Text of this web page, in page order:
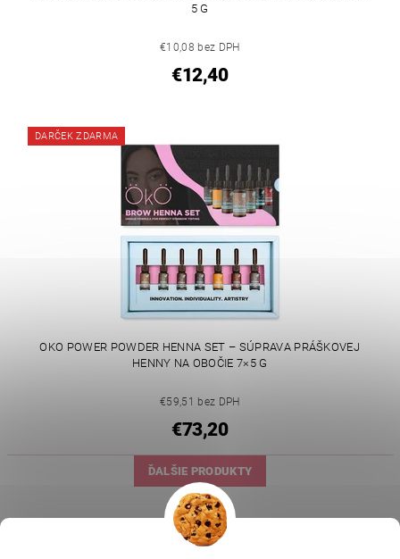
5 G
€10,08 bez DPH
€12,40
DARČEK ZDARMA
OKO POWER POWDER HENNA SET – SÚPRAVA PRÁŠKOVEJ
HENNY NA OBOČIE 7×5 G
€59,51 bez DPH
€73,20
ĎALŠIE PRODUKTY
1 2